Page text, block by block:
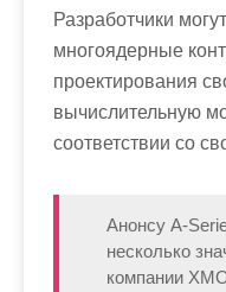
Разработчики
многоядерные
проектирования
вычислительную
соответствии со
Анонсу A-
несколько
компании